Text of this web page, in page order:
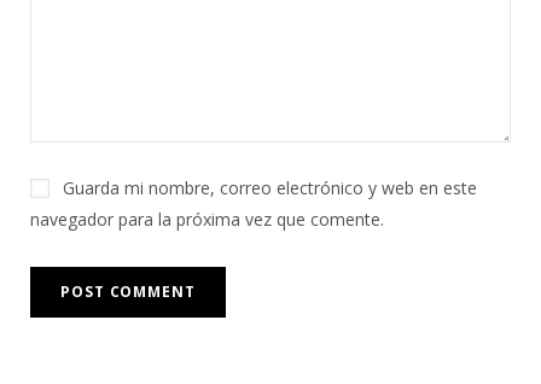
Guarda mi nombre, correo electrónico y web en este
navegador para la próxima vez que comente.